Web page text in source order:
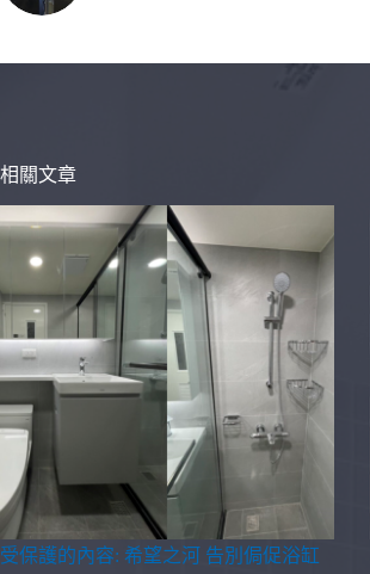
相關文章
受保護的內容: 希望之河 告別侷促浴缸